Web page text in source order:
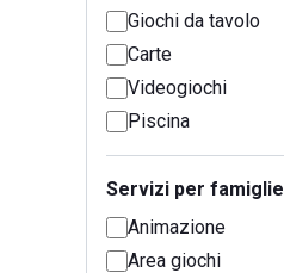
Giochi da tavolo
Carte
Videogiochi
Piscina
Servizi per famiglie
Animazione
Area giochi